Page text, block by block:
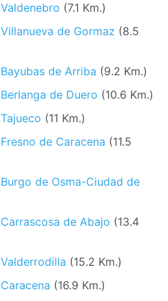
Reformas de Cocinas en Valdenebro (7.1 Km.)
Reformas de Cocinas en Villanueva de Gormaz (8.5
Reformas de Cocinas en Bayubas de Arriba (9.2 Km.)
Reformas de Cocinas en Berlanga de Duero (10.6 Km.)
Reformas de Cocinas en Tajueco (11 Km.)
Reformas de Cocinas en Fresno de Caracena (11.5
Reformas de Cocinas en Carrascosa de Abajo (13.4
Reformas de Cocinas en Valderrodilla (15.2 Km.)
Reformas de Cocinas en Caracena (16.9 Km.)